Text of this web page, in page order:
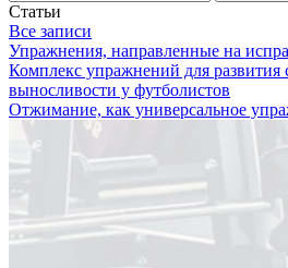
Статьи
Все записи
Упражнения, направленные на
Комплекс упражнений для развития
выносливости у футболистов
Отжимание, как универсальное